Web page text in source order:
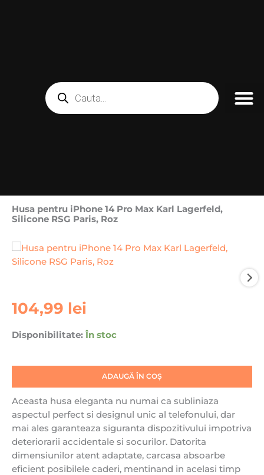
Products
search
Husa pentru iPhone 14 Pro Max Karl Lagerfeld,
Silicone RSG Paris, Roz
104,99 lei
Disponibilitate: În stoc
Cantitate
Husa
iPhone
Pro
Karl
Lagerfeld,
Silicone
RSG
Paris,
Roz
ADAUGĂ ÎN COȘ
Aceasta husa eleganta nu numai ca subliniaza
aspectul perfect si designul unic al telefonului, dar
mai ales garanteaza siguranta dispozitivului impotriva
deteriorarii accidentale si socurilor. Datorita
dimensiunilor atent adaptate, carcasa absoarbe
eficient posibilele caderi, mentinand in acelasi timp